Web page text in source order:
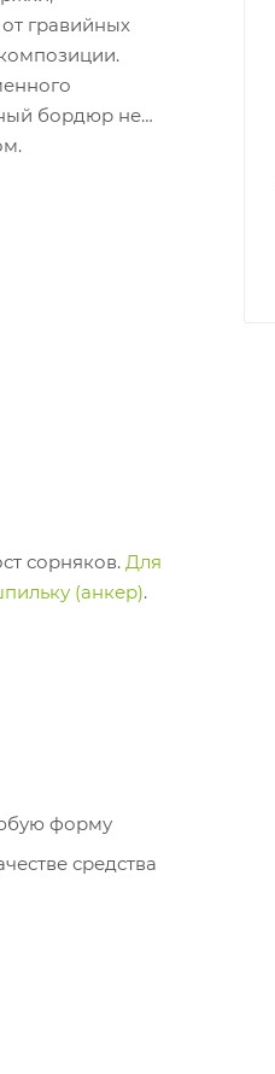
гравийных
бордюр не
сорняков. Для
(анкер).
форму
средства
кислотные